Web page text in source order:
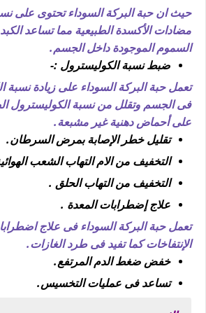
حيث ان حبة البركة السوداء تحتوى على
مضادات الأكسدة الطبيعية مما تساعد
السموم الموجودة داخل الجسم.
ضبط نسبة الكوليسترول :-
تعمل حبة البركة السوداء على زيادة نسبة
فى الجسم وتقلل من نسبة الكوليسترول
على أحماض دهنية غير مشبعة.
تقليل خطر الإصابة بمرض السرطان.
التخفيف من الام التهاب الشعب
التخفيف من التهاب الحلق .
علاج إضطرابات المعدة .
تعمل حبة البركة السوداء فى علاج
الإنتفاخات كما تفيد فى طرد الغازات.
خفض ضغط الدم المرتفع.
تساعد فى عمليات التخسيس.